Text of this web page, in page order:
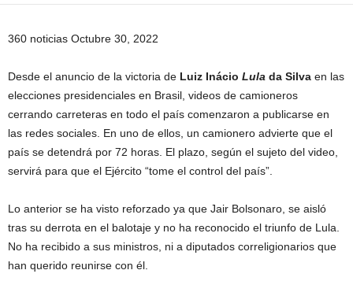
360 noticias Octubre 30, 2022
Desde el anuncio de la victoria de Luiz Inácio Lula da Silva en las
elecciones presidenciales en Brasil, videos de camioneros
cerrando carreteras en todo el país comenzaron a publicarse en
las redes sociales. En uno de ellos, un camionero advierte que el
país se detendrá por 72 horas. El plazo, según el sujeto del video,
servirá para que el Ejército “tome el control del país”.
Lo anterior se ha visto reforzado ya que Jair Bolsonaro, se aisló
tras su derrota en el balotaje y no ha reconocido el triunfo de Lula.
No ha recibido a sus ministros, ni a diputados correligionarios que
han querido reunirse con él.